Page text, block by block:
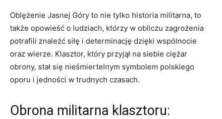
Oblężenie Jasnej Góry to ⁤nie tylko historia militarna, to
także opowieść o ludziach, którzy w obliczu zagrożenia
potrafili znaleźć siłę i determinację dzięki wspólnocie
oraz wierze. Klasztor, który​ przyjął na siebie ciężar
obrony, stał się nieśmiertelnym ‌symbolem polskiego​
oporu i jedności ⁤w trudnych ⁢czasach.
Obrona militarna klasztoru: